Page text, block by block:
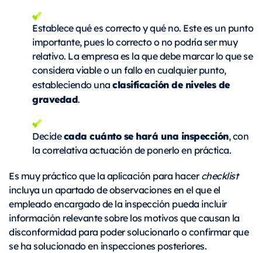
Establece qué es correcto y qué no. Este es un punto
importante, pues lo correcto o no podría ser muy
relativo. La empresa es la que debe marcar lo que se
considera viable o un fallo en cualquier punto,
estableciendo unaclasificación de niveles de
gravedad.
Decidecada cuánto se hará una inspección, con
la correlativa actuación de ponerlo en práctica.
Es muy práctico que la aplicación para hacerchecklist
incluya un apartado de observaciones en el que el
empleado encargado de la inspección pueda incluir
información relevante sobre los motivos que causan la
disconformidad para poder solucionarlo o confirmar que
se ha solucionado en inspecciones posteriores.